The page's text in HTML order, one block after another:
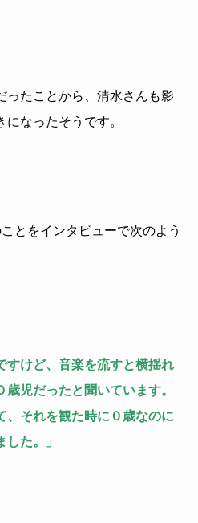
ったことから、清水さんも影
なったそうです。
とをインタビューで次のよう
すけど、音楽を流すと横揺れ
児だったと聞いています。
、それを観た時に０歳なのに
た。」